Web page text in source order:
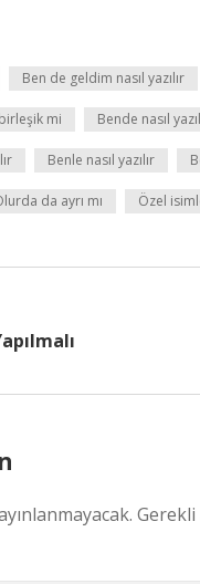
Ben de geldim nasıl yazılır
mi Bende nasıl
Benle nasıl yazılır
da ayrı mı Özel